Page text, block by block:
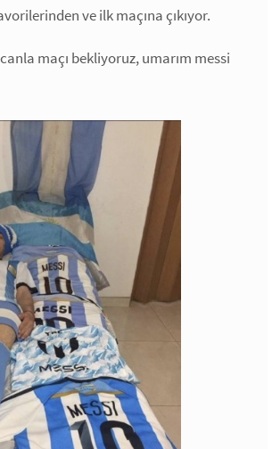
ve ilk maçına çıkıyor.
maçı bekliyoruz, umarım messi